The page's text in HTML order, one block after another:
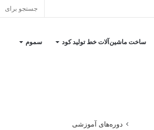
ساخت ماشین‌آلات خط تولید کود سموم
دوره‌های آموزشی